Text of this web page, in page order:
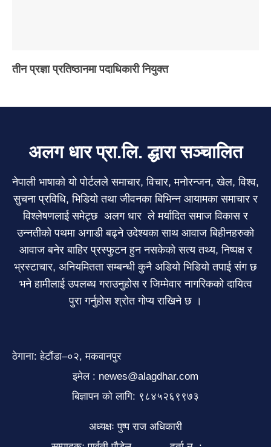
तीन प्रज्ञा प्रतिष्ठानमा पदाधिकारी नियुक्त
अलग धार प्रा.लि. द्धारा सञ्चालित
नेपाली भाषाको यो पोर्टलले समाचार, विचार, मनोरन्जन, खेल, विश्व,
सुचना प्रविधि, भिडियो तथा जीवनका बिभिन्न आयामका समाचार र
विश्लेषणलाई समेट्छ अलग धार ले मर्यादित समाज विकास र
उन्नतीको पथमा अगाडी बढ्ने उदेश्यका साथ आवाज बिहीनहरुको
आवाज बनेर बाहिर प्रस्फुटन हुन नसकेको सत्य तथ्य, निष्पक्ष र
भ्रस्टाचार, अनियमितता सम्बन्धी कुनै अडियो भिडियो तपाई संग छ
भने हामीलाई उपलब्ध गराउनुहोस र जिम्मेवार नागरिकको दायित्व
पुरा गर्नुहोस श्रोत गोप्य राखिने छ ।
ठेगाना: हेटौंडा–०२, मकवानपुर
इमेल : newes@alagdhar.com
बिज्ञापन को लागि: ९८४५२६९९७३
अध्यक्षः पुष्प राज अधिकारी